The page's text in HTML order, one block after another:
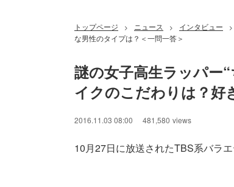
トップページ > ニュース > インタビュー >
な男性のタイプは？＜一問一答＞
謎の女子高生ラッパー
イクのこだわりは？好
2016.11.03 08:00 481,580 views
10月27日に放送されたTBS系バラ